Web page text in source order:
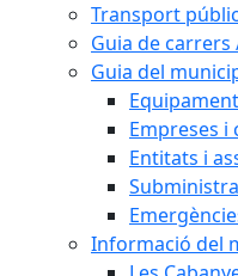
Transport públic
Guia de carrers
Guia del
Empreses i
Entitats i
Informació del